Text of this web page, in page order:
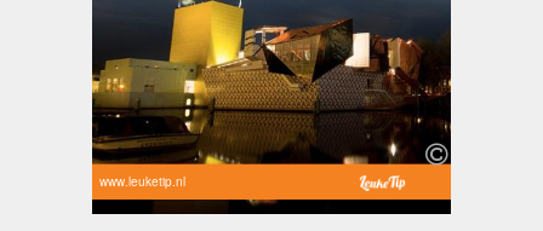
www.leuketip.nl